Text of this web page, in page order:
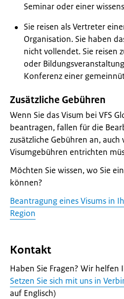
Seminar oder einer
Sie reisen als Vertreter
Organisation. Sie haben
nicht vollendet. Sie reisen
oder
Konferenz einer
Zusätzliche Gebühren
Wenn Sie das Visum bei VFS
beantragen, fallen für die
zusätzliche Gebühren an, auch
Visumgebühren entrichten
Möchten Sie wissen, wo Sie
können?
Beantragung eines Visums in
Region
Kontakt
Haben Sie Fragen? Wir helfen
Setzen Sie sich mit uns in
auf Englisch)